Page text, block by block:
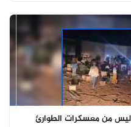
من معسكرات الطوارئ